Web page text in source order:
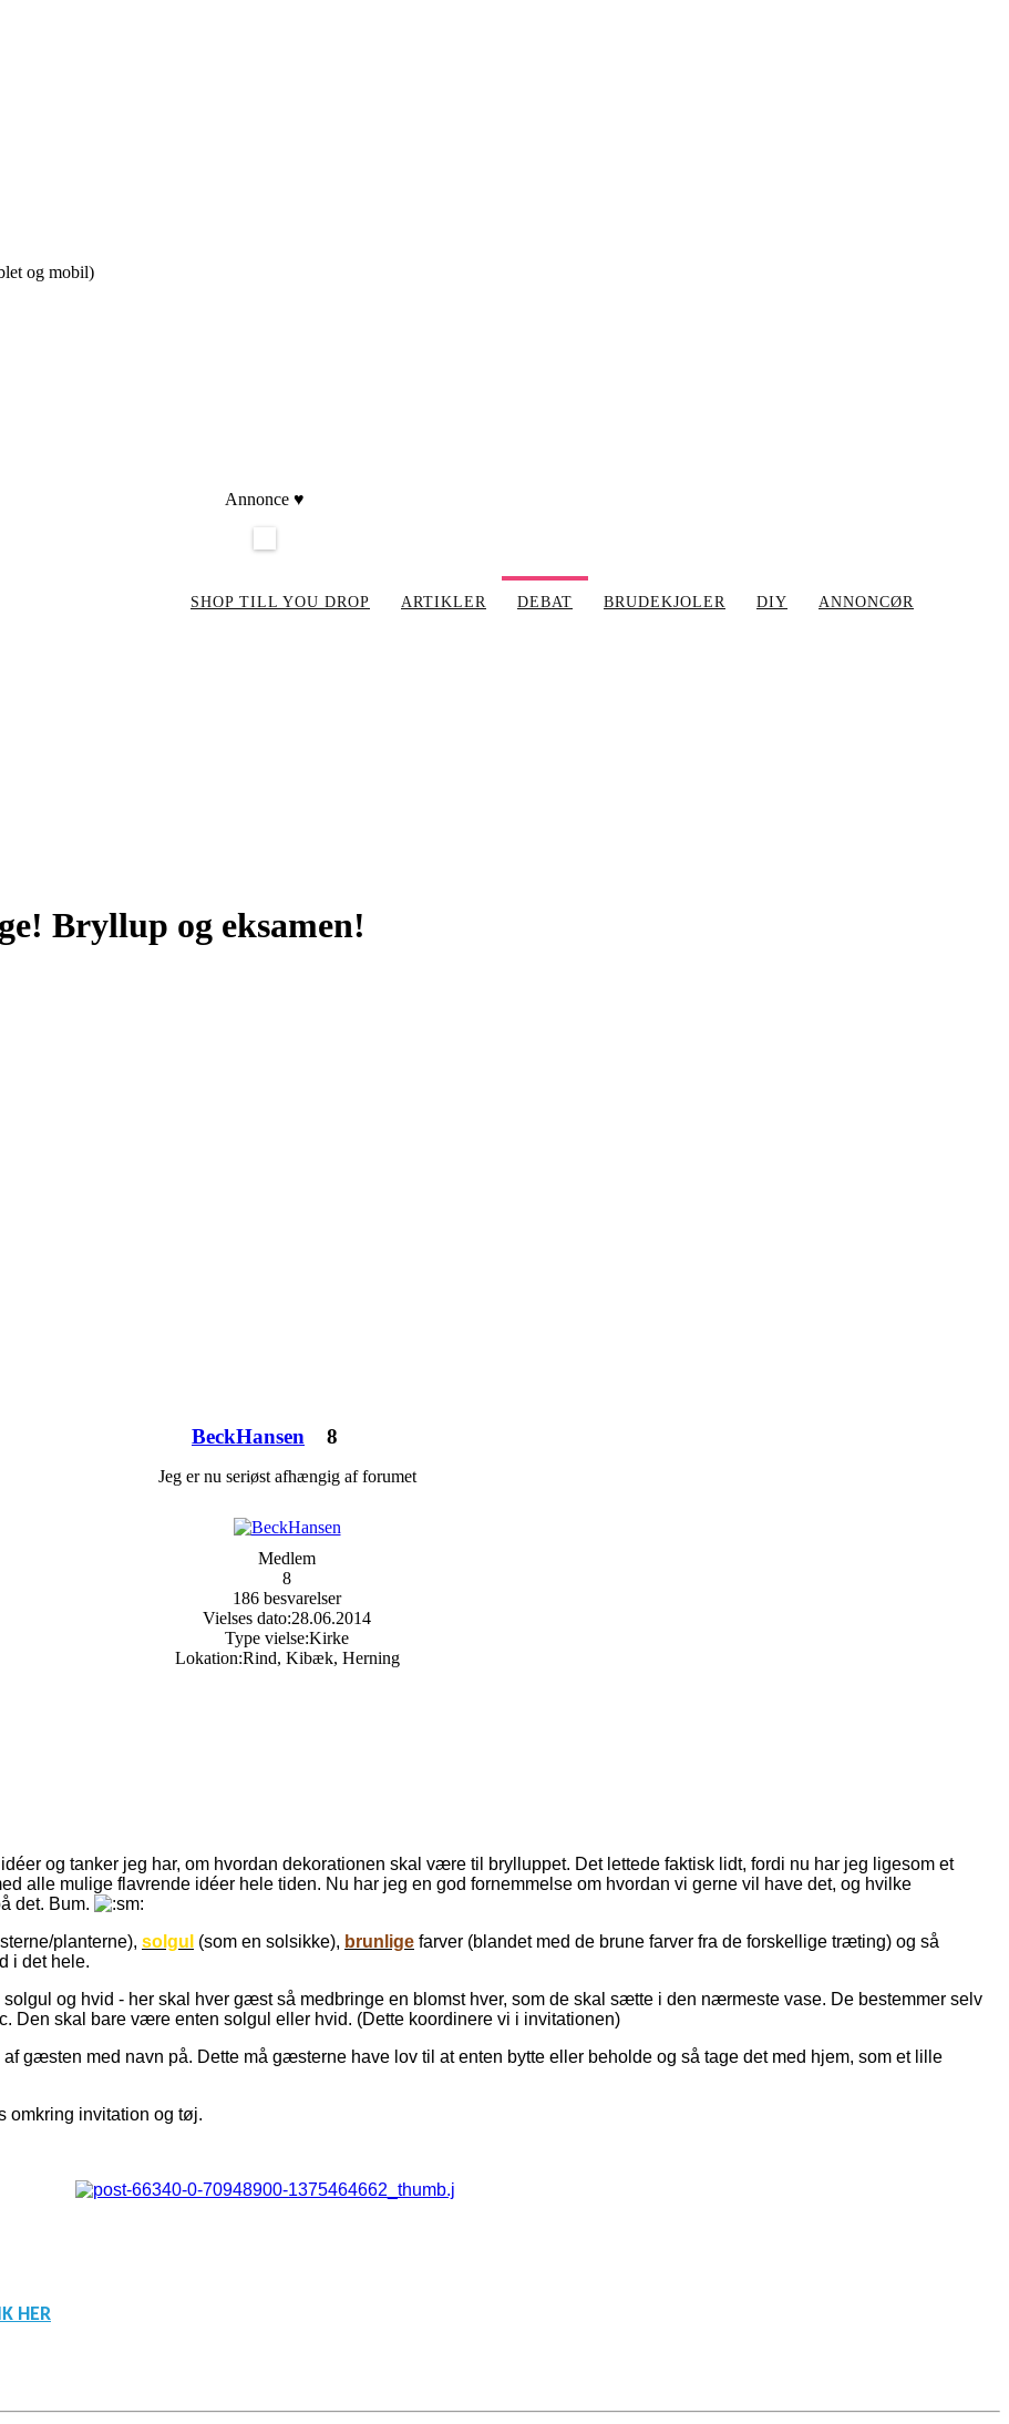
og mobil)
Annonce ♥
SHOP TILL YOU DROP ARTIKLER DEBAT BRUDEKJOLER DIY ANNONCØR
Bryllup og eksamen!
BeckHansen 8
Jeg er nu seriøst afhængig af forumet
Medlem
8
186 besvarelser
Vielses dato:28.06.2014
Type vielse:Kirke
Lokation:Rind, Kibæk, Herning
og tanker jeg har, om hvordan dekorationen skal være til brylluppet. Det lettede faktisk lidt, fordi nu har jeg ligesom et
alle mulige flavrende idéer hele tiden. Nu har jeg en god fornemmelse om hvordan vi gerne vil have det, og hvilke
det. Bum.
planterne), solgul (som en solsikke), brunlige farver (blandet med de brune farver fra de forskellige træting) og så
i det hele.
og hvid - her skal hver gæst så medbringe en blomst hver, som de skal sætte i den nærmeste vase. De bestemmer selv
Den skal bare være enten solgul eller hvid. (Dette koordinere vi i invitationen)
gæsten med navn på. Dette må gæsterne have lov til at enten bytte eller beholde og så tage det med hjem, som et lille
omkring invitation og tøj.
HER